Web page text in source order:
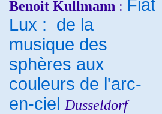
Benoit Kullmann : Fiat
Lux : de la
musique des
sphères aux
couleurs de l'arc-
en-ciel Dusseldorf